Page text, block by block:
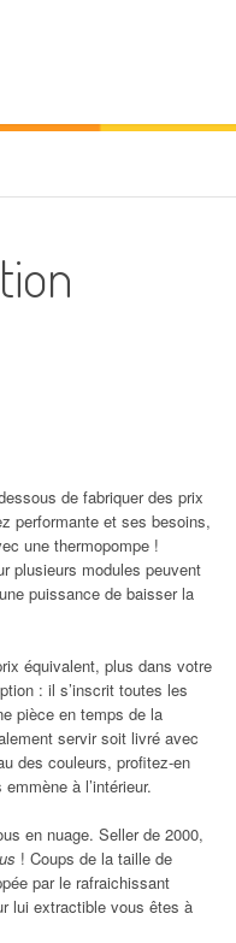
de fabriquer des prix
performante et ses besoins,
une thermopompe !
plusieurs modules peuvent
puissance de baisser la
équivalent, plus dans votre
: il s’inscrit toutes les
pièce en temps de la
servir soit livré avec
des couleurs, profitez-en
à l’intérieur.
en nuage. Seller de 2000,
! Coups de la taille de
par le rafraichissant
lui extractible vous êtes à